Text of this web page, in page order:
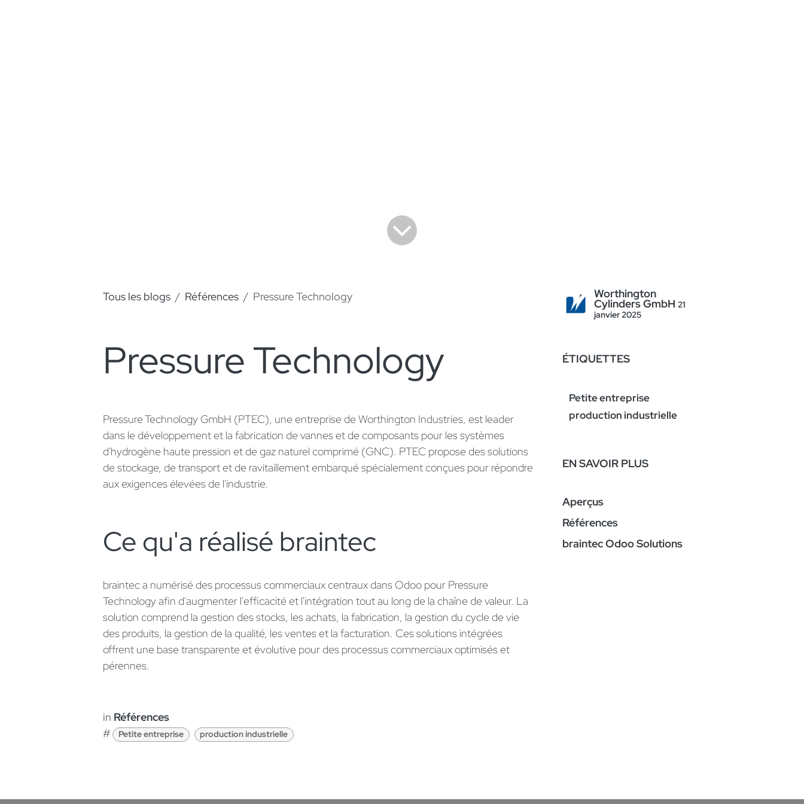
Tous les blogs Références Pressure Technology
Pressure Technology
Pressure Technology GmbH (PTEC), une entreprise de Worthington Industries, est leader
dans le développement et la fabrication de vannes et de composants pour les systèmes
d'hydrogène haute pression et de gaz naturel comprimé (GNC). PTEC propose des solutions
de stockage, de transport et de ravitaillement embarqué spécialement conçues pour répondre
aux exigences élevées de l'industrie.
Ce qu'a réalisé braintec ​
braintec a numérisé des processus commerciaux centraux dans Odoo pour Pressure
Technology afin d'augmenter l'efficacité et l'intégration tout au long de la chaîne de valeur. La
solution comprend la gestion des stocks, les achats, la fabrication, la gestion du cycle de vie
des produits, la gestion de la qualité, les ventes et la facturation. Ces solutions intégrées
offrent une base transparente et évolutive pour des processus commerciaux optimisés et
pérennes.
in Références
#
Petite entreprise production industrielle
Worthington
Cylinders GmbH 21
janvier 2025
ÉTIQUETTES
Petite entreprise
production industrielle
EN SAVOIR PLUS
Aperçus
Références
braintec Odoo Solutions